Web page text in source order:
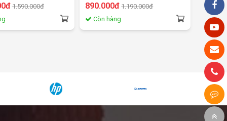
-10oC~45oC
Battery: 3.7V
1.590.000đ
Card, Nghe FM radio
890.000đ 1.190.000đ
Còn hàng